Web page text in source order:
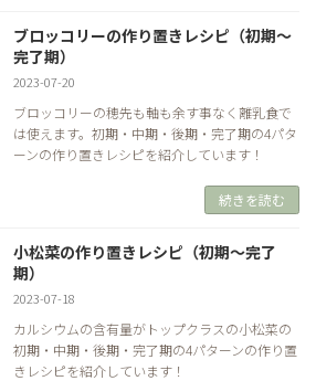
ブロッコリーの作り置きレシピ（初期～
完了期）
2023-07-20
ブロッコリーの穂先も軸も余す事なく離乳食で
は使えます。初期・中期・後期・完了期の4パタ
ーンの作り置きレシピを紹介しています！
続きを読む
小松菜の作り置きレシピ（初期～完了
期）
2023-07-18
カルシウムの含有量がトップクラスの小松菜の
初期・中期・後期・完了期の4パターンの作り置
きレシピを紹介しています！